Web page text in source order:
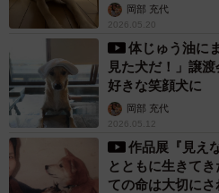
岡部 充代
2026.05.20
体じゅう油に
見た犬だ！」譲
好きな笑顔犬に
岡部 充代
2026.05.12
作品展『見え
とともに生きて
ての命は大切にさ